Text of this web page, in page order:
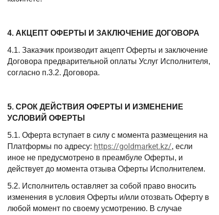
4. АКЦЕПТ ОФЕРТЫ И ЗАКЛЮЧЕНИЕ ДОГОВОРА
4.1. Заказчик производит акцепт Оферты и заключение
Договора предварительной оплаты Услуг Исполнителя,
согласно п.3.2. Договора.
5. СРОК ДЕЙСТВИЯ ОФЕРТЫ И ИЗМЕНЕНИЕ
УСЛОВИЙ ОФЕРТЫ
5.1. Оферта вступает в силу с момента размещения на
Платформы по адресу: https://goldmarket.kz/, если
иное не предусмотрено в преамбуле Оферты, и
действует до момента отзыва Оферты Исполнителем.
5.2. Исполнитель оставляет за собой право вносить
изменения в условия Оферты и/или отозвать Оферту в
любой момент по своему усмотрению. В случае